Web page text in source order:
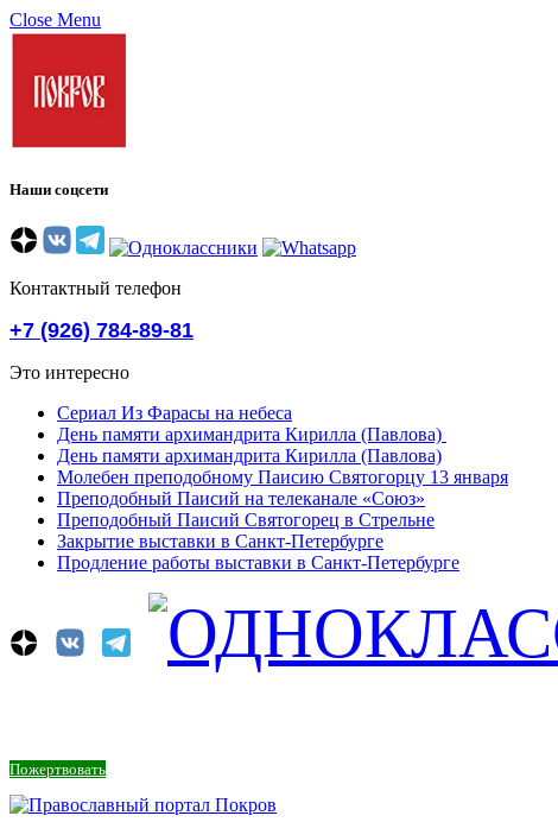
Close Menu
Наши соцсети
Контактный телефон
+7 (926) 784-89-81
Это интересно
Сериал Из Фарасы на небеса
День памяти архимандрита Кирилла (Павлова)
День памяти архимандрита Кирилла (Павлова)
Молебен преподобному Паисию Святогорцу 13 января
Преподобный Паисий на телеканале «Союз»
Преподобный Паисий Святогорец в Стрельне
Закрытие выставки в Санкт-Петербурге
Продление работы выставки в Санкт-Петербурге
Пожертвовать